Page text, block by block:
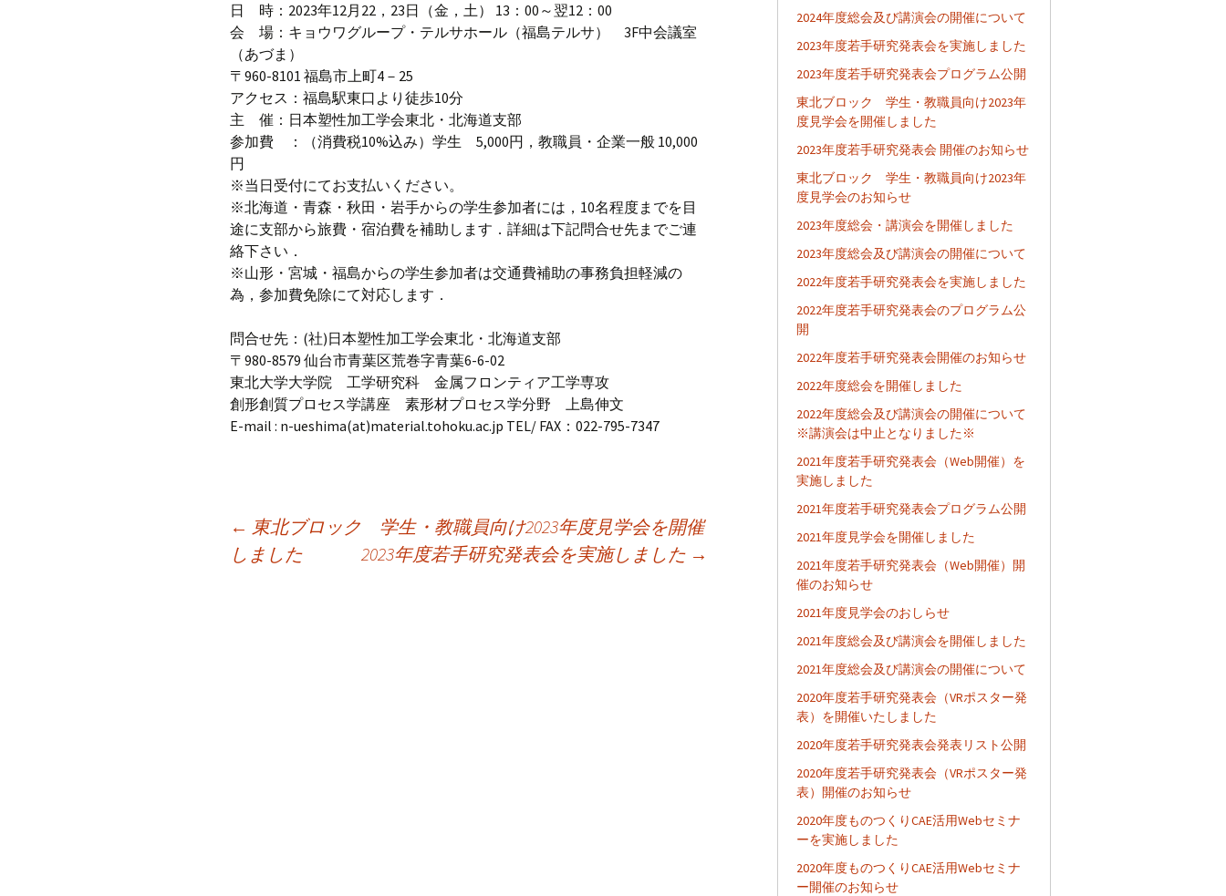
日 時：2023年12月22，23日（金，土） 13：00～翌12：00
会 場：キョウワグループ・テルサホール（福島テルサ） 3F中会議室
（あづま）
〒960-8101 福島市上町4－25
アクセス：福島駅東口より徒歩10分
主 催：日本塑性加工学会東北・北海道支部
参加費 ：（消費税10%込み）学生 5,000円，教職員・企業一般 10,000
円
※当日受付にてお支払いください。
※北海道・青森・秋田・岩手からの学生参加者には，10名程度までを目
途に支部から旅費・宿泊費を補助します．詳細は下記問合せ先までご連
絡下さい．
※山形・宮城・福島からの学生参加者は交通費補助の事務負担軽減の
為，参加費免除にて対応します．
問合せ先：(社)日本塑性加工学会東北・北海道支部
〒980-8579 仙台市青葉区荒巻字青葉6-6-02
東北大学大学院 工学研究科 金属フロンティア工学専攻
創形創質プロセス学講座 素形材プロセス学分野 上島伸文
E-mail : n-ueshima(at)material.tohoku.ac.jp TEL/ FAX：022-795-7347
← 東北ブロック 学生・教職員向け2023年度見学会を開催
しました
2023年度若手研究発表会を実施しました →
2024年度総会及び講演会の開催について
2023年度若手研究発表会を実施しました
2023年度若手研究発表会プログラム公開
東北ブロック 学生・教職員向け2023年
度見学会を開催しました
2023年度若手研究発表会 開催のお知らせ
東北ブロック 学生・教職員向け2023年
度見学会のお知らせ
2023年度総会・講演会を開催しました
2023年度総会及び講演会の開催について
2022年度若手研究発表会を実施しました
2022年度若手研究発表会のプログラム公
開
2022年度若手研究発表会開催のお知らせ
2022年度総会を開催しました
2022年度総会及び講演会の開催について
※講演会は中止となりました※
2021年度若手研究発表会（Web開催）を
実施しました
2021年度若手研究発表会プログラム公開
2021年度見学会を開催しました
2021年度若手研究発表会（Web開催）開
催のお知らせ
2021年度見学会のおしらせ
2021年度総会及び講演会を開催しました
2021年度総会及び講演会の開催について
2020年度若手研究発表会（VRポスター発
表）を開催いたしました
2020年度若手研究発表会発表リスト公開
2020年度若手研究発表会（VRポスター発
表）開催のお知らせ
2020年度ものつくりCAE活用Webセミナ
ーを実施しました
2020年度ものつくりCAE活用Webセミナ
ー開催のお知らせ